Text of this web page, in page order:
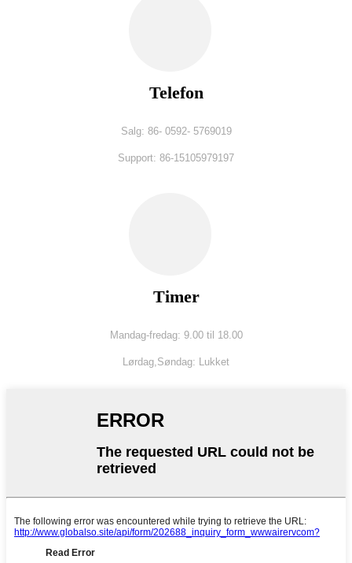
Telefon
Salg: 86- 0592- 5769019
Support: 86-15105979197
Timer
Mandag-fredag: 9.00 til 18.00
Lørdag, Søndag: Lukket